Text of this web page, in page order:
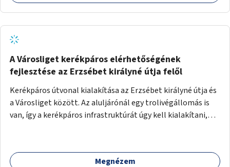
A Városliget kerékpáros elérhetőségének
fejlesztése az Erzsébet királyné útja felől
Kerékpáros útvonal kialakítása az Erzsébet királyné útja és
a Városliget között. Az aluljárónál egy trolivégállomás is
van, így a kerékpáros infrastruktúrát úgy kell kialakítani,
körúton, majd a Városligetig folytatódna a Hermina utat
keresztezve.
Megnézem